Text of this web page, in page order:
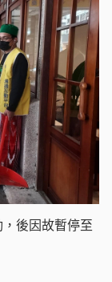
後因故暫停至